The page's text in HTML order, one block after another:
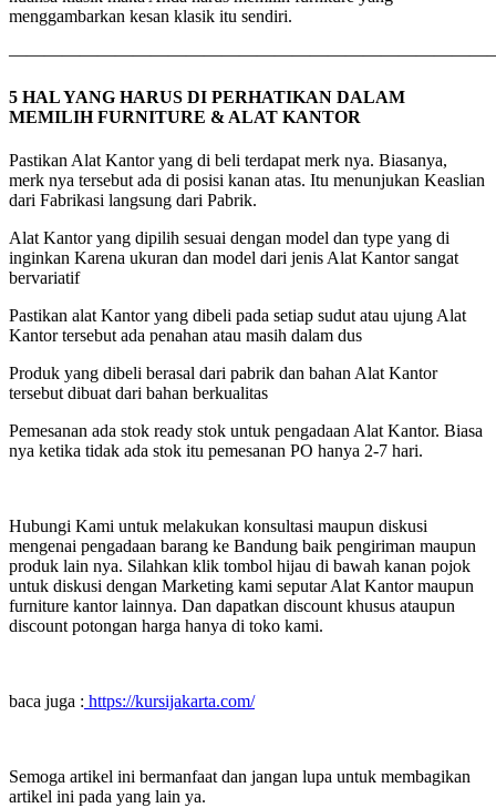
menggambarkan kesan klasik itu sendiri.
5 HAL YANG HARUS DI PERHATIKAN DALAM
MEMILIH FURNITURE & ALAT KANTOR
Pastikan Alat Kantor yang di beli terdapat merk nya. Biasanya,
merk nya tersebut ada di posisi kanan atas. Itu menunjukan Keaslian
dari Fabrikasi langsung dari Pabrik.
Alat Kantor yang dipilih sesuai dengan model dan type yang di
inginkan Karena ukuran dan model dari jenis Alat Kantor sangat
bervariatif
Pastikan alat Kantor yang dibeli pada setiap sudut atau ujung Alat
Kantor tersebut ada penahan atau masih dalam dus
Produk yang dibeli berasal dari pabrik dan bahan Alat Kantor
tersebut dibuat dari bahan berkualitas
Pemesanan ada stok ready stok untuk pengadaan Alat Kantor. Biasa
nya ketika tidak ada stok itu pemesanan PO hanya 2-7 hari.
Hubungi Kami untuk melakukan konsultasi maupun diskusi
mengenai pengadaan barang ke Bandung baik pengiriman maupun
produk lain nya. Silahkan klik tombol hijau di bawah kanan pojok
untuk diskusi dengan Marketing kami seputar Alat Kantor maupun
furniture kantor lainnya. Dan dapatkan discount khusus ataupun
discount potongan harga hanya di toko kami.
baca juga : https://kursijakarta.com/
Semoga artikel ini bermanfaat dan jangan lupa untuk membagikan
artikel ini pada yang lain ya.